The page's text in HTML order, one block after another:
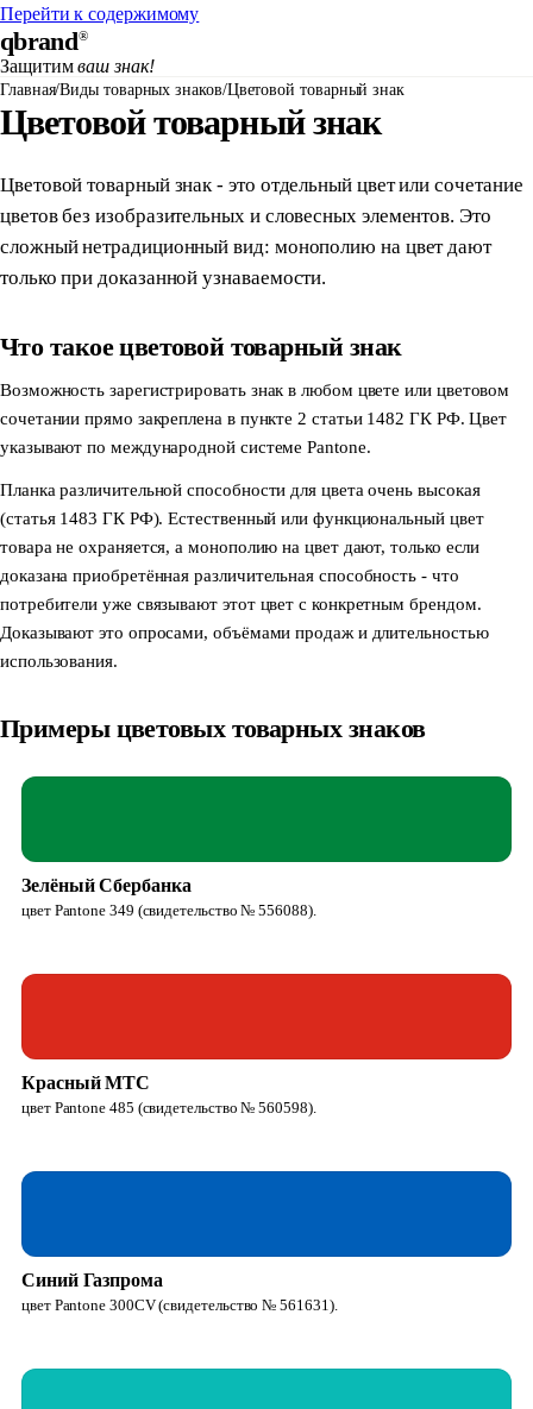
Перейти к содержимому
qbrand®
Защитимваш знак!
Главная/Виды товарных знаков/Цветовой товарный знак
Цветовой товарный знак
Цветовой товарный знак - это отдельный цвет или сочетание
цветов без изобразительных и словесных элементов. Это
сложный нетрадиционный вид: монополию на цвет дают
только при доказанной узнаваемости.
Что такое цветовой товарный знак
Возможность зарегистрировать знак в любом цвете или цветовом
сочетании прямо закреплена в пункте 2 статьи 1482 ГК РФ. Цвет
указывают по международной системе Pantone.
Планка различительной способности для цвета очень высокая
(статья 1483 ГК РФ). Естественный или функциональный цвет
товара не охраняется, а монополию на цвет дают, только если
доказана приобретённая различительная способность - что
потребители уже связывают этот цвет с конкретным брендом.
Доказывают это опросами, объёмами продаж и длительностью
использования.
Примеры цветовых товарных знаков
Зелёный Сбербанка
цвет Pantone 349 (свидетельство № 556088).
Красный МТС
цвет Pantone 485 (свидетельство № 560598).
Синий Газпрома
цвет Pantone 300CV (свидетельство № 561631).